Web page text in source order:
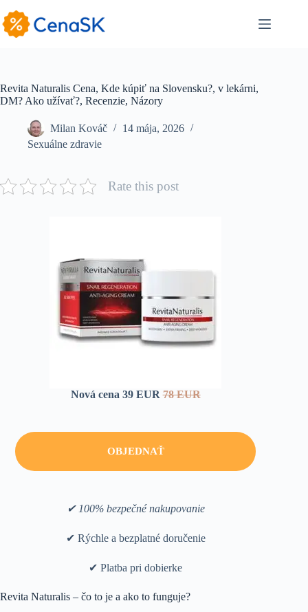
to
content
Revita Naturalis Cena, Kde kúpiť na Slovensku?, v lekárni,
DM? Ako užívať?, Recenzie, Názory
Milan Kováč
14 mája, 2026
Sexuálne zdravie
Rate this post
Nová cena 39 EUR78 EUR
OBJEDNAŤ
✔ 100% bezpečné nakupovanie
✔ Rýchle a bezplatné doručenie
✔ Platba pri dobierke
Revita Naturalis – čo to je a ako to funguje?